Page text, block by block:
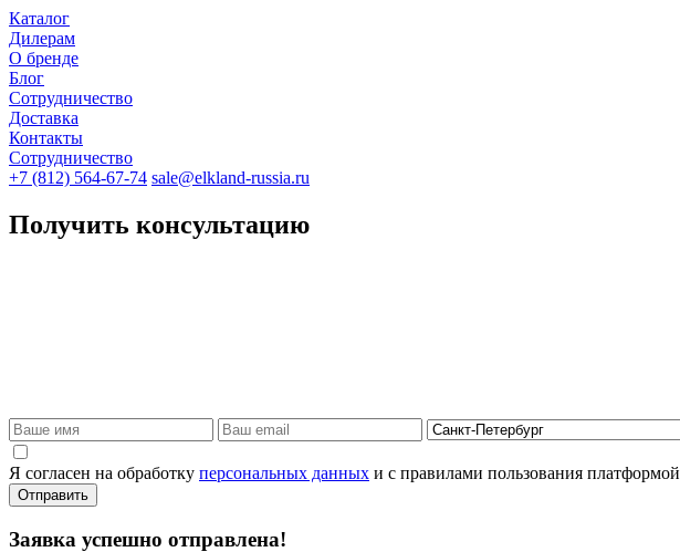
Каталог
Дилерам
О бренде
Блог
Сотрудничество
Доставка
Контакты
Сотрудничество
+7 (812) 564-67-74 sale@elkland-russia.ru
Получить консультацию
Я согласен на обработку персональных данных и с правилами пользования платформой
Отправить
Заявка успешно отправлена!